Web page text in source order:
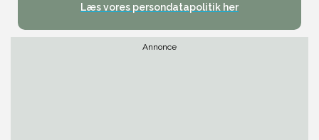
Læs vores persondatapolitik her
Annonce